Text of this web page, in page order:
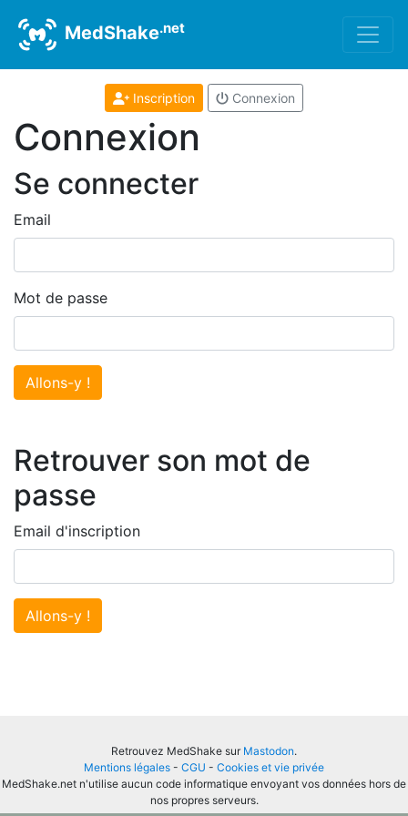
MedShake.net
Inscription Connexion
Connexion
Se connecter
Email
Mot de passe
Allons-y !
Retrouver son mot de
passe
Email d'inscription
Allons-y !
Retrouvez MedShake sur Mastodon.
Mentions légales - CGU - Cookies et vie privée
MedShake.net n'utilise aucun code informatique envoyant vos données hors de
nos propres serveurs.